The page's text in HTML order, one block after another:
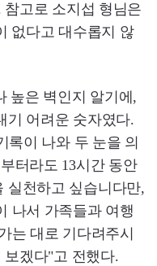
고로 소지섭 형님은
없다고 대수롭지 않
높은 벽인지 알기에,
기 어려운 숫자였다.
록이 나와 두 눈을 의
터라도 13시간 동안
실천하고 싶습니다만,
나서 가족들과 여행
는 대로 기다려주시
보겠다"고 전했다.